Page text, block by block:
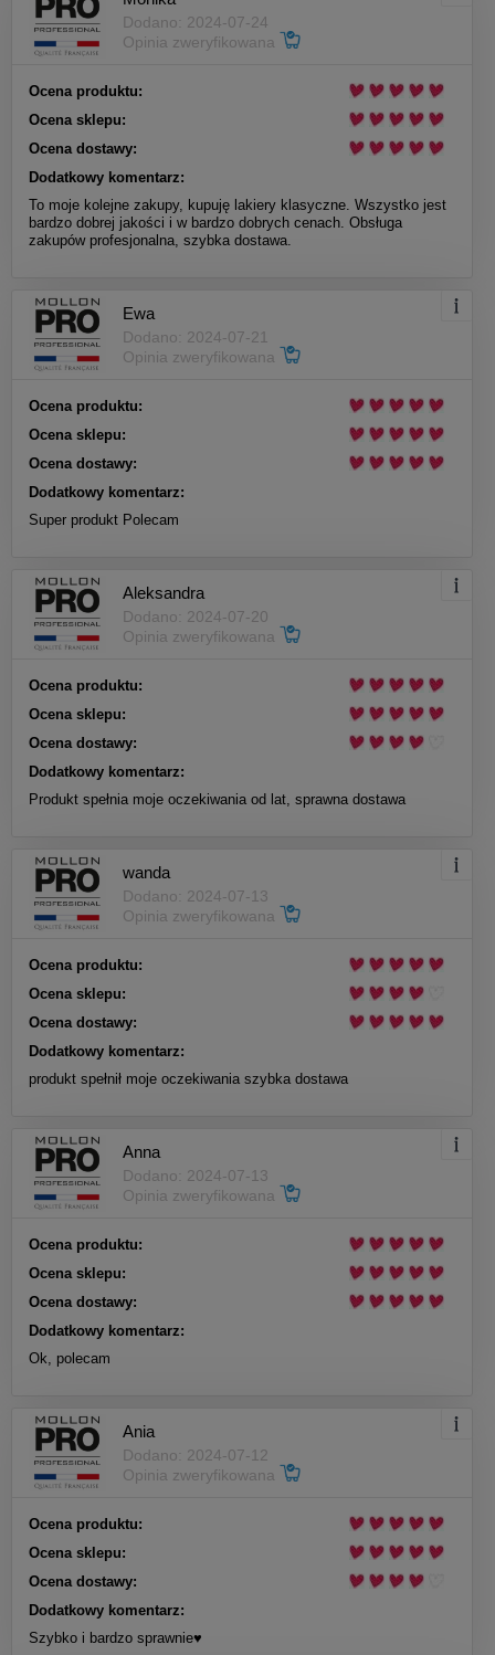
Dodano: 2024-07-24
Opinia zweryfikowana
Ocena produktu:
Ocena sklepu:
Ocena dostawy:
Dodatkowy komentarz:
To moje kolejne zakupy, kupuję lakiery klasyczne. Wszystko jest
bardzo dobrej jakości i w bardzo dobrych cenach. Obsługa
zakupów profesjonalna, szybka dostawa.
Ewa
Dodano: 2024-07-21
Opinia zweryfikowana
Ocena produktu:
Ocena sklepu:
Ocena dostawy:
Dodatkowy komentarz:
Super produkt Polecam
Aleksandra
Dodano: 2024-07-20
Opinia zweryfikowana
Ocena produktu:
Ocena sklepu:
Ocena dostawy:
Dodatkowy komentarz:
Produkt spełnia moje oczekiwania od lat, sprawna dostawa
wanda
Dodano: 2024-07-13
Opinia zweryfikowana
Ocena produktu:
Ocena sklepu:
Ocena dostawy:
Dodatkowy komentarz:
produkt spełnił moje oczekiwania szybka dostawa
Anna
Dodano: 2024-07-13
Opinia zweryfikowana
Ocena produktu:
Ocena sklepu:
Ocena dostawy:
Dodatkowy komentarz:
Ok, polecam
Ania
Dodano: 2024-07-12
Opinia zweryfikowana
Ocena produktu:
Ocena sklepu:
Ocena dostawy:
Dodatkowy komentarz:
Szybko i bardzo sprawnie♥️